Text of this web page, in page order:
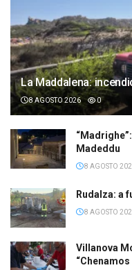
La Maddalena:
8 AGOSTO 2026 0
Madeddu
8 AGOSTO
Rudalza: a
8 AGOSTO
Villanova